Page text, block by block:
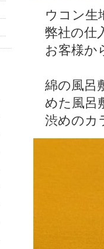
ウコン生
弊社の仕
お客様か
綿の風呂
めた風呂
渋めのカ